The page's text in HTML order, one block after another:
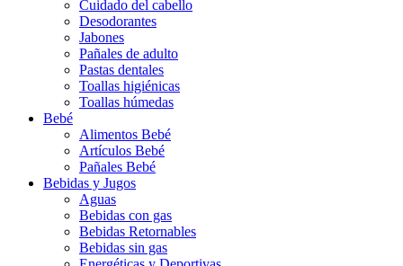
Cuidado del cabello
Desodorantes
Jabones
Pañales de adulto
Pastas dentales
Toallas higiénicas
Toallas húmedas
Bebé
Alimentos Bebé
Artículos Bebé
Pañales Bebé
Bebidas y Jugos
Aguas
Bebidas con gas
Bebidas Retornables
Bebidas sin gas